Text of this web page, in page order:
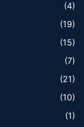
(4)
(19)
(15)
(7)
(21)
(10)
(1)